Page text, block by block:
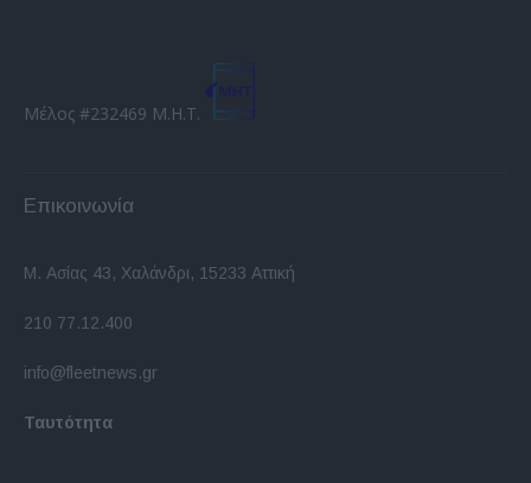
Μέλος #232469 Μ.Η.Τ.
Επικοινωνία
Μ. Ασίας 43, Χαλάνδρι, 15233 Αττική
210 77.12.400
info@fleetnews.gr
Ταυτότητα